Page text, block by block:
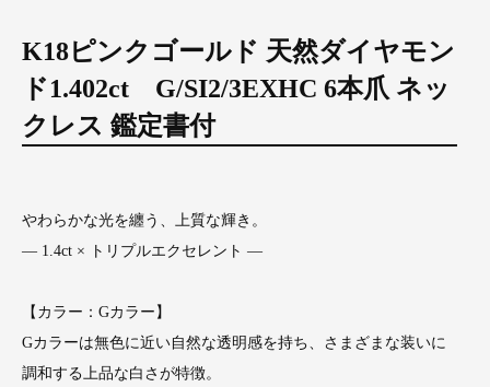
K18ピンクゴールド 天然ダイヤモン
ド1.402ct G/SI2/3EXHC 6本爪 ネッ
クレス 鑑定書付
やわらかな光を纏う、上質な輝き。
― 1.4ct × トリプルエクセレント ―
【カラー：Gカラー】
Gカラーは無色に近い自然な透明感を持ち、さまざまな装いに
調和する上品な白さが特徴。